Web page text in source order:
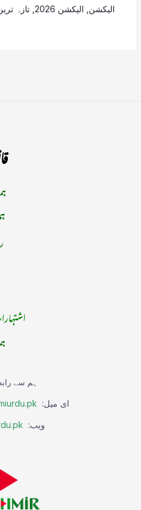
الیکشن الیکشن 2026 , تازہ
ہم سے
ای میل:
ویب: